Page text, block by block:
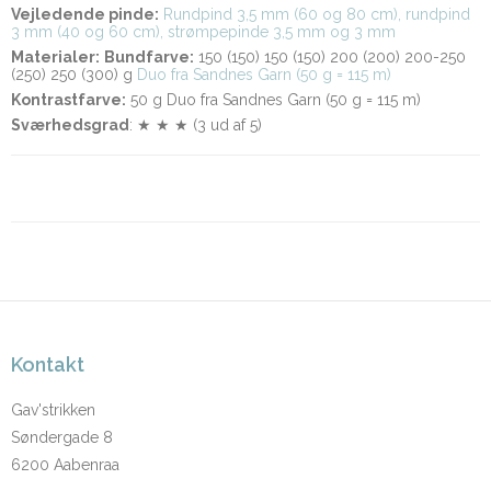
Vejledende pinde: Rundpind 3,5 mm (60 og 80 cm), rundpind
3 mm (40 og 60 cm), strømpepinde 3,5 mm og 3 mm
Materialer: Bundfarve: 150 (150) 150 (150) 200 (200) 200-250
(250) 250 (300) g Duo fra Sandnes Garn (50 g = 115 m)
Kontrastfarve: 50 g Duo fra Sandnes Garn (50 g = 115 m)
Sværhedsgrad : ★ ★ ★ (3 ud af 5)
Kontakt
Gav'strikken
Søndergade 8
6200 Aabenraa